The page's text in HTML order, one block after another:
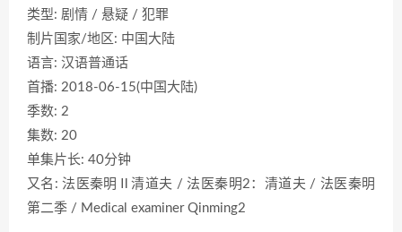
类型: 剧情 / 悬疑 / 犯罪
制片国家/地区: 中国大陆
语言: 汉语普通话
首播: 2018-06-15(中国大陆)
季数: 2
集数: 20
单集片长: 40分钟
又名: 法医秦明Ⅱ清道夫 / 法医秦明2：清道夫 / 法医秦明
第二季 / Medical examiner Qinming2